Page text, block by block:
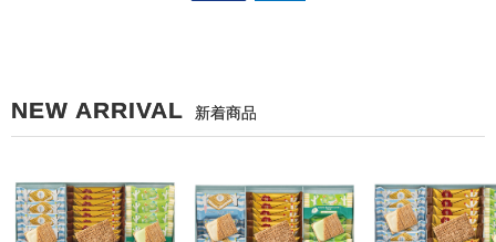
NEW ARRIVAL 新着商品